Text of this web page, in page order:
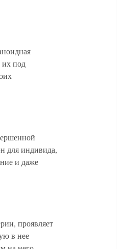
их под
для индивида,
и даже
проявляет
в нее